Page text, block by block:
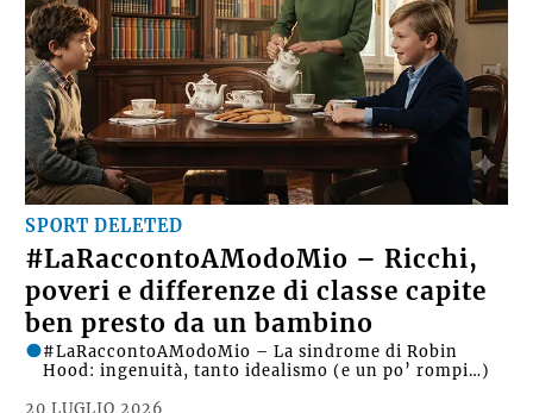
SPORT DELETED
#LaRaccontoAModoMio – Ricchi,
poveri e differenze di classe capite
ben presto da un bambino
20 LUGLIO 2026
#LaRaccontoAModoMio – La sindrome di Robin
Hood: ingenuità, tanto idealismo (e un po’ rompi…)